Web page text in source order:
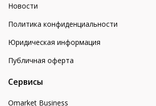
Новости
Политика конфиденциальности
Юридическая информация
Публичная оферта
Сервисы
Omarket Business